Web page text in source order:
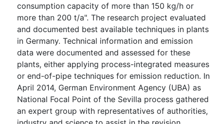
consumption capacity of more than 150 kg/h or
more than 200 t/a". The research project evaluated
and documented best available techniques in plants
in Germany. Technical information and emission
data were documented and assessed for these
plants, either applying process-integrated measures
or end-of-pipe techniques for emission reduction. In
April 2014, German Environment Agency (UBA) as
National Focal Point of the Sevilla process gathered
an expert group with representatives of authorities,